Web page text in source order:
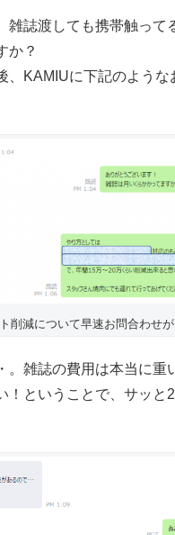
雑誌渡しても携帯触って
か？
、KAMIUに下記のような
削減について早速お問合わせが
。雑誌の費用は本当に重
！ということで、サッと